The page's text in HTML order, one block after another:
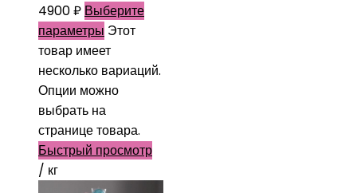
4900₽ Выберите
параметры Этот
товар имеет
несколько вариаций.
Опции можно
выбрать на
странице товара.
Быстрый просмотр
/ кг